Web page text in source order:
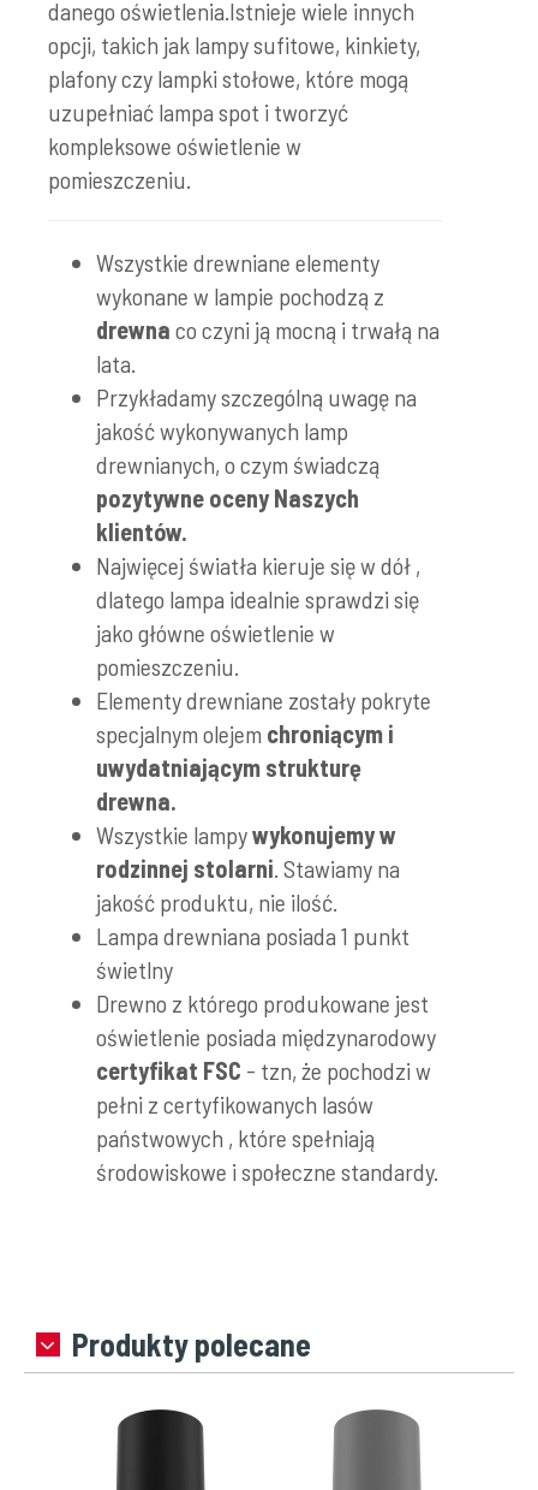
danego oświetlenia.Istnieje wiele innych
opcji, takich jak lampy sufitowe, kinkiety,
plafony czy lampki stołowe, które mogą
uzupełniać lampa spot i tworzyć
kompleksowe oświetlenie w
pomieszczeniu.
Wszystkie drewniane elementy
wykonane w lampie pochodzą z
drewna co czyni ją mocną i trwałą na
lata.
Przykładamy szczególną uwagę na
jakość wykonywanych lamp
drewnianych, o czym świadczą
pozytywne oceny Naszych
klientów.
Najwięcej światła kieruje się w dół ,
dlatego lampa idealnie sprawdzi się
jako główne oświetlenie w
pomieszczeniu.
Elementy drewniane zostały pokryte
specjalnym olejem chroniącym i
uwydatniającym strukturę
drewna.
Wszystkie lampywykonujemy w
rodzinnej stolarni. Stawiamy na
jakość produktu, nie ilość.
Lampa drewniana posiada 1 punkt
świetlny
Drewno z którego produkowane jest
oświetlenie posiada międzynarodowy
certyfikat FSC - tzn, że pochodzi w
pełni z certyfikowanych lasów
państwowych , które spełniają
środowiskowe i społeczne standardy.
Produkty polecane